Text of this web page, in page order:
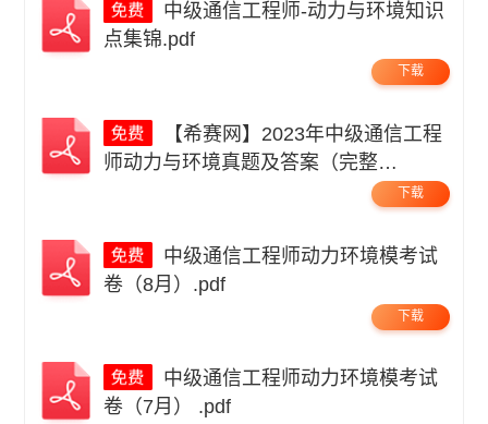
点集锦.pdf
下载
师动力与环境真题及答案（完整
下载
卷（8月）.pdf
下载
卷（7月） .pdf